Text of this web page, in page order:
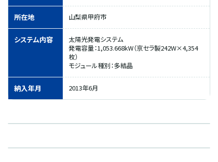
所在地 山梨県甲府市
システム内容
太陽光発電システム
発電容量：1,053.668kW（京セラ製242W×4,354
枚）
モジュール種別：多結晶
納入年月 2013年6月